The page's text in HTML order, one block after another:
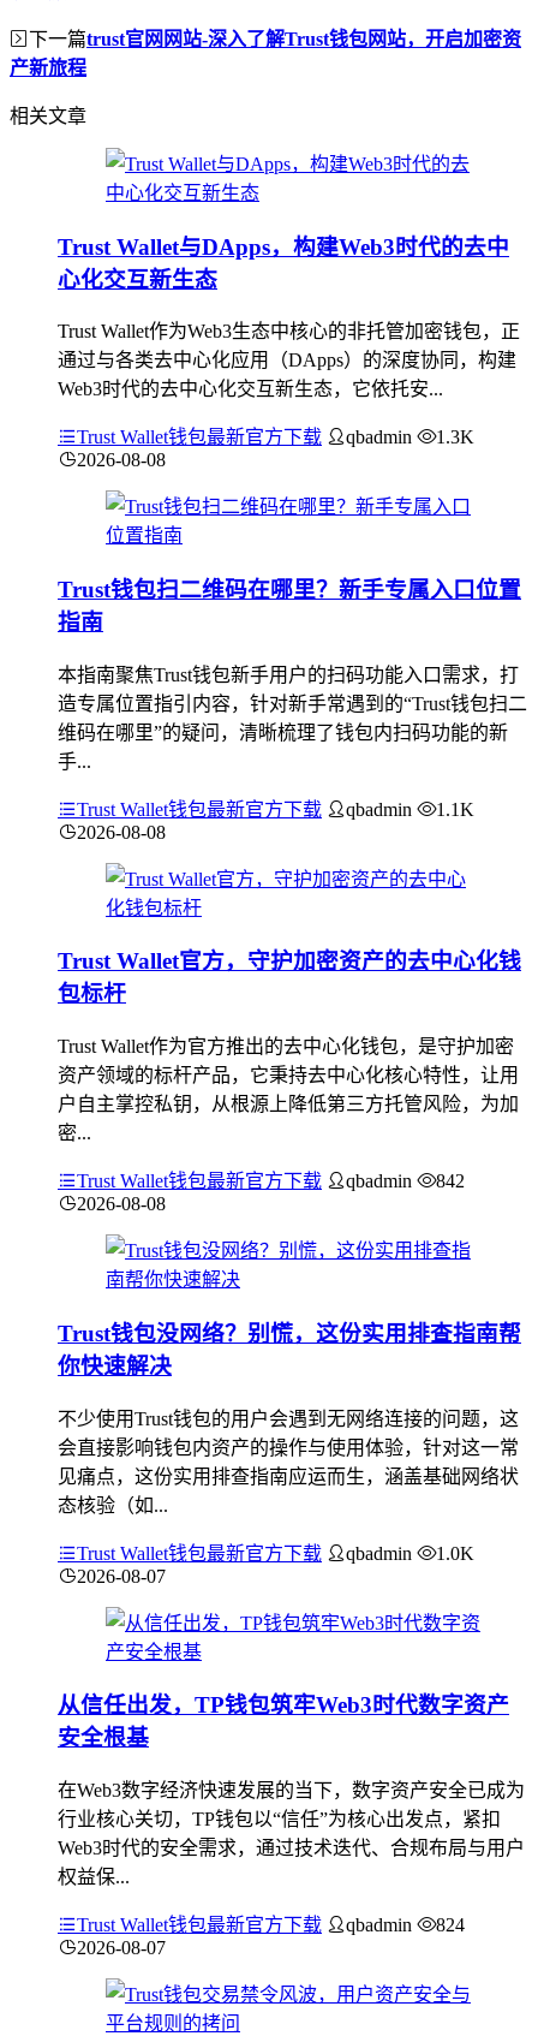
下一篇trust官网网站-深入了解Trust钱包网站，开启加密资
产新旅程
相关文章
Trust Wallet与DApps，构建Web3时代的去中
心化交互新生态
Trust Wallet作为Web3生态中核心的非托管加密钱包，正
通过与各类去中心化应用（DApps）的深度协同，构建
Web3时代的去中心化交互新生态，它依托安...
Trust Wallet钱包最新官方下载 qbadmin
1.3K
2026-08-08
Trust钱包扫二维码在哪里？新手专属入口位置
指南
本指南聚焦Trust钱包新手用户的扫码功能入口需求，打
造专属位置指引内容，针对新手常遇到的“Trust钱包扫二
维码在哪里”的疑问，清晰梳理了钱包内扫码功能的新
手...
Trust Wallet钱包最新官方下载 qbadmin
1.1K
2026-08-08
Trust Wallet官方，守护加密资产的去中心化钱
包标杆
Trust Wallet作为官方推出的去中心化钱包，是守护加密
资产领域的标杆产品，它秉持去中心化核心特性，让用
户自主掌控私钥，从根源上降低第三方托管风险，为加
密...
Trust Wallet钱包最新官方下载 qbadmin
842
2026-08-08
Trust钱包没网络？别慌，这份实用排查指南帮
你快速解决
不少使用Trust钱包的用户会遇到无网络连接的问题，这
会直接影响钱包内资产的操作与使用体验，针对这一常
见痛点，这份实用排查指南应运而生，涵盖基础网络状
态核验（如...
Trust Wallet钱包最新官方下载 qbadmin
1.0K
2026-08-07
从信任出发，TP钱包筑牢Web3时代数字资产
安全根基
在Web3数字经济快速发展的当下，数字资产安全已成为
行业核心关切，TP钱包以“信任”为核心出发点，紧扣
Web3时代的安全需求，通过技术迭代、合规布局与用户
权益保...
Trust Wallet钱包最新官方下载 qbadmin
824
2026-08-07